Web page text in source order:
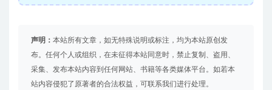
声明： 本站所有文章，如无特殊说明或标注，均为本站原创发
布。任何个人或组织，在未征得本站同意时，禁止复制、盗用、
采集、发布本站内容到任何网站、书籍等各类媒体平台。如若本
站内容侵犯了原著者的合法权益，可联系我们进行处理。